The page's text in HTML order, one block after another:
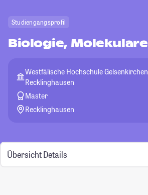
Studiengangsprofil
Biologie, Molekulare
Westfälische Hochschule
Recklinghausen
Master
Recklinghausen
Übersicht Details